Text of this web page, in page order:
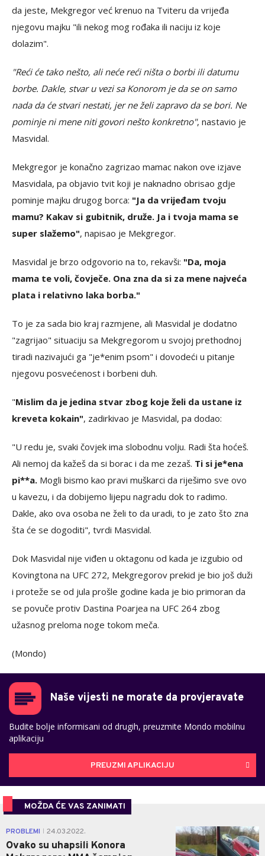
da jeste, Mekgregor već krenuo na Tviteru da vrijeđa
njegovu majku "ili nekog mog rođaka ili naciju iz koje
dolazim".
"Reći će tako nešto, ali neće reći ništa o borbi ili datumu
borbe. Dakle, stvar u vezi sa Konorom je da se on samo
nada da će stvari nestati, jer ne želi zapravo da se bori. Ne
pominje ni mene niti govori nešto konkretno", nastavio je
Masvidal.
Mekgregor je konačno zagrizao mamac nakon ove izjave
Masvidala, pa objavio tvit koji je naknadno obrisao gdje
pominje majku drugog borca: "Ja da vrijeđam tvoju
mamu? Kakav si gubitnik, druže. Ja i tvoja mama se
super slažemo", napisao je Mekgregor.
Masvidal je brzo odgovorio na to, rekavši: "Da, moja
mama te voli, čovječe. Ona zna da si za mene najveća
plata i relativno laka borba."
To je za sada bio kraj razmjene, ali Masvidal je dodatno
"zagrijao" situaciju sa Mekgregorom u svojoj prethodnoj
tiradi nazivajući ga "je*enim psom" i dovodeći u pitanje
njegovu posvećenost i borbeni duh.
"Mislim da je jedina stvar zbog koje želi da ustane iz
kreveta kokain", zadirkivao je Masvidal, pa dodao:
"U redu je, svaki čovjek ima slobodnu volju. Radi šta hoćeš.
Ali nemoj da kažeš da si borac i da me zezaš. Ti si je*ena
pi**a. Mogli bismo kao pravi muškarci da riješimo sve ovo
u kavezu, i da dobijemo lijepu nagradu dok to radimo.
Dakle, ako ova osoba ne želi to da uradi, to je zato što zna
šta će se dogoditi", tvrdi Masvidal.
Dok Masvidal nije viđen u oktagonu od kada je izgubio od
Kovingtona na UFC 272, Mekgregorov prekid je bio još duži
i proteže se od jula prošle godine kada je bio primoran da
se povuče protiv Dastina Poarjea na UFC 264 zbog
užasnog preloma noge tokom meča.
(Mondo)
Naše vijesti ne morate da provjeravate
Budite bolje informisani od drugih, preuzmite Mondo mobilnu
aplikaciju
PREUZMI APLIKACIJU
MOŽDA ĆE VAS ZANIMATI
PROBLEMI 24.03.2022.
Ovako su uhapsili Konora
0